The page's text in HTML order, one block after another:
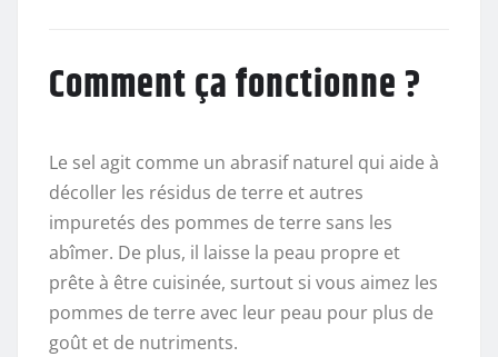
Comment ça fonctionne ?
Le sel agit comme un abrasif naturel qui aide à
décoller les résidus de terre et autres
impuretés des pommes de terre sans les
abîmer. De plus, il laisse la peau propre et
prête à être cuisinée, surtout si vous aimez les
pommes de terre avec leur peau pour plus de
goût et de nutriments.